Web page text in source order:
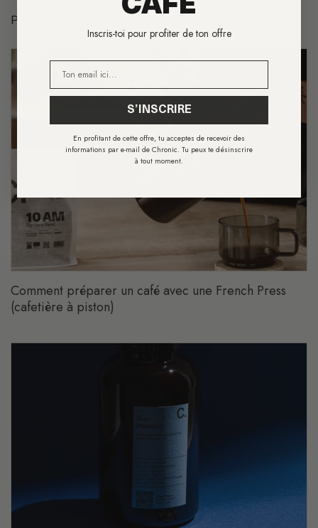
Plus d'articles
Comment préparer un café avec une French Press
(cafetière à piston)
CAFÉ
Inscris-toi pour profiter de ton offre
S’INSCRIRE
En profitant de cette offre, tu acceptes de recevoir des
informations par e-mail de Chronic. Tu peux te désinscrire
à tout moment.